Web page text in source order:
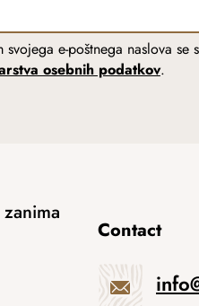
svojega e-poštnega naslova se
osebnih podatkov.
Contact
info